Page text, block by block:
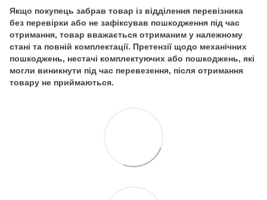
Якщо покупець забрав товар із відділення перевізника
без перевірки або не зафіксував пошкодження під час
отримання, товар вважається отриманим у належному
стані та повній комплектації. Претензії щодо механічних
пошкоджень, нестачі комплектуючих або пошкоджень, які
могли виникнути під час перевезення, після отримання
товару не приймаються.